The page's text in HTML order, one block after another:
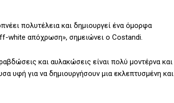
πολυτέλεια και δημιουργεί ένα όμορφα
white απόχρωση», σημειώνει ο Costandi.
και αυλακώσεις είναι πολύ μοντέρνα και
υφή για να δημιουργήσουν μια εκλεπτυσμένη και